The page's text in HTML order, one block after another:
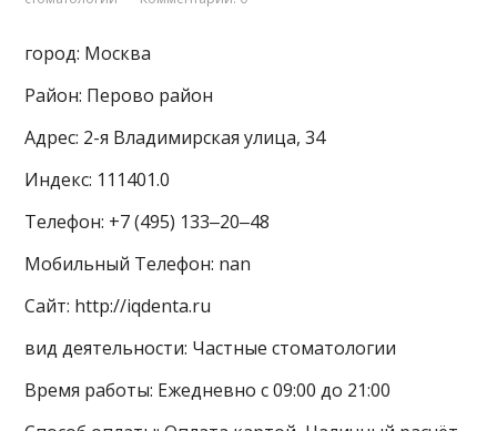
город: Москва
Район: Перово район
Адрес: 2-я Владимирская улица, 34
Индекс: 111401.0
Телефон: +7 (495) 133‒20‒48
Мобильный Телефон: nan
Сайт: http://iqdenta.ru
вид деятельности: Частные стоматологии
Время работы: Ежедневно с 09:00 до 21:00